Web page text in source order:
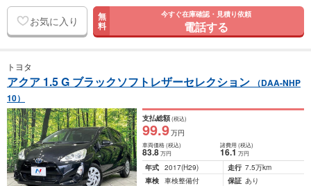
お気に入り 無
料
今すぐ在庫確認・見積り依頼
電話する
トヨタ
アクア 1.5 G ブラックソフトレザーセレクション
（DAA-NHP
10）
支払総額(税込)
99.9万円
車両価格(税込)
83.8万円
諸費用 (税込)
16.1 万円
年式 2017(H29) 走行 7.5万km
車検 車検整備付 保証 あり